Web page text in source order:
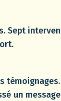
un